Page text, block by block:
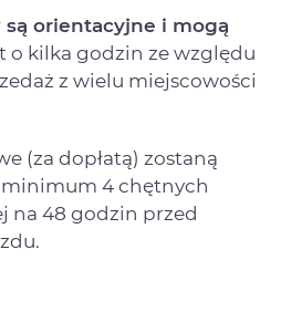
orientacyjne i mogą
o kilka godzin ze względu
z wielu miejscowości
(za dopłatą) zostaną
4 chętnych
na 48 godzin przed